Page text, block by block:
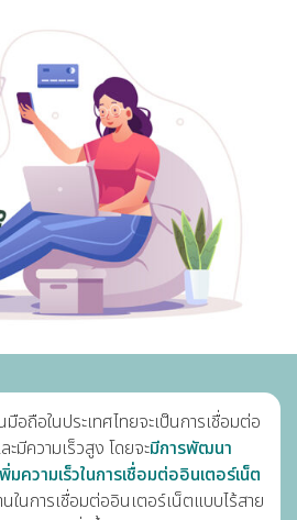
อถือในประเทศไทยจะเป็นการเชื่อมต่อ
มีความเร็วสูง โดยจะมีการพัฒนา
มความเร็วในการเชื่อมต่ออินเตอร์เน็ต
นในการเชื่อมต่ออินเตอร์เน็ตแบบไร้สาย